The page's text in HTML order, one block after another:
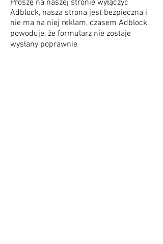
Proszę na naszej stronie wyłączyć
Adblock, nasza strona jest bezpieczna i
nie ma na niej reklam, czasem Adblock
powoduje, że formularz nie zostaje
wysłany poprawnie